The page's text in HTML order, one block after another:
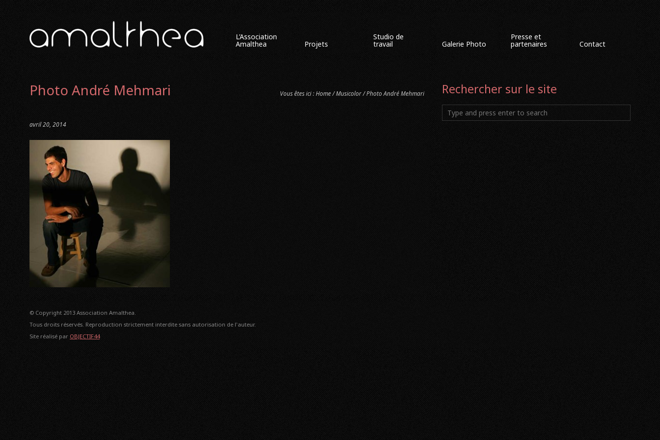
L’Association
Amalthea Projets
Studio de
travail Galerie Photo
Presse et
partenaires Contact
Photo André Mehmari Vous êtes ici :Home/Musicolor/ Photo André Mehmari
avril 20, 2014
Rechercher sur le site
© Copyright 2013 Association Amalthea.
Tous droits réservés. Reproduction strictement interdite sans autorisation de l'auteur.
Site réalisé par OBJECTIF44